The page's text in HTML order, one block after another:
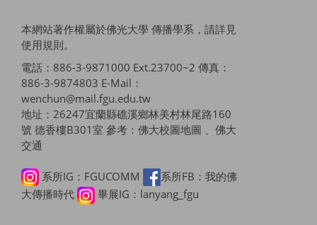
本網站著作權屬於佛光大學 傳播學系，請詳見
使用規則。
電話：886-3-9871000 Ext.23700~2 傳真：
886-3-9874803 E-Mail：
wenchun@mail.fgu.edu.tw
地址：26247宜蘭縣礁溪鄉林美村林尾路160
號 德香樓B301室 參考： 佛大校圖地圖 、佛大
交通
系所IG：FGUCOMM
系所FB：我的佛
大傳播時代
畢展IG：lanyang_fgu